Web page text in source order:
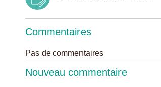
Commentaires
Pas de commentaires
Nouveau commentaire